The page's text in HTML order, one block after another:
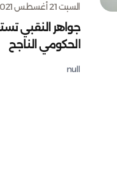
السبت 21 أغسطس 2021
الحكومي الناجح
null